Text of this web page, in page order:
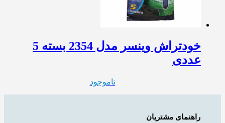
خودتراش وینسر مدل 2354 بسته 5
عددی
ناموجود
راهنمای مشتریان